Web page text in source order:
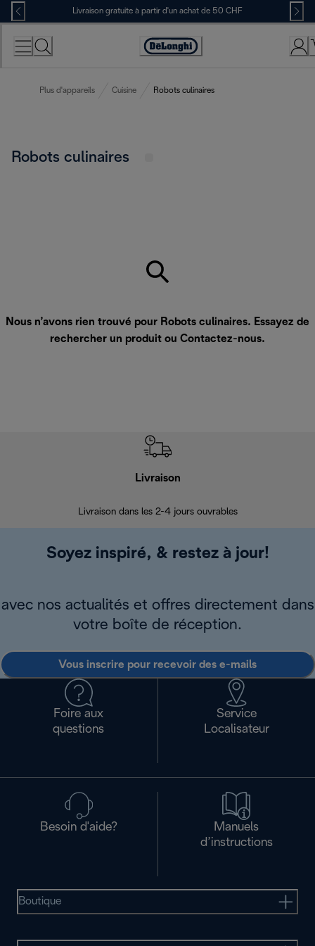
Skip
to
Content
Livraison gratuite à partir d'un achat de 50 CHF
Déclaration
Plus d'appareils Cuisine Robots culinaires
Robots culinaires
Nous n’avons rien trouvé pour Robots culinaires. Essayez de
rechercher un produit ou Contactez-nous.
Livraison
Livraison dans les 2-4 jours ouvrables
Soyez inspiré, & restez à jour!
avec nos actualités et offres directement dans
votre boîte de réception.
Vous inscrire pour recevoir des e-mails
Foire aux
questions
Service
Localisateur
Besoin d'aide?
Manuels
d’instructions
Boutique